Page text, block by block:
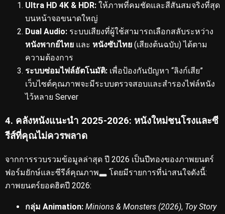
Ultra HD 4K & HDR: ให้ภาพที่คมชัดและสีสันสมจริงที่สุด
บนหน้าจอขนาดใหญ่
Dual Audio: ระบบเสียงที่ผู้ใช้สามารถเลือกสลับระหว่าง
หนังพากย์ไทย และ หนังซับไทย (เสียงต้นฉบับ) ได้ตาม
ความต้องการ
ระบบซ่อมไฟล์อัตโนมัติ: เพื่อป้องกันปัญหา “ลิงก์เสีย”
เว็บไซต์คุณภาพจะมีระบบตรวจสอบและสำรองไฟล์หนัง
ไว้หลาย Server
4. คลังหนังแนะนำ 2025-2026: หนังใหม่ชนโรงและซี
รีส์ที่คุณไม่ควรพลาด
จากการรวบรวมข้อมูลล่าสุด ปี 2026 เป็นปีทองของภาพยนตร์
ฟอร์มยักษ์และซีรีส์คุณภาพ
โดยมีรายการที่น่าสนใจดังนี้:
ภาพยนตร์ยอดฮิตปี 2026:
กลุ่ม Animation: Minions & Monsters (2026), Toy Story